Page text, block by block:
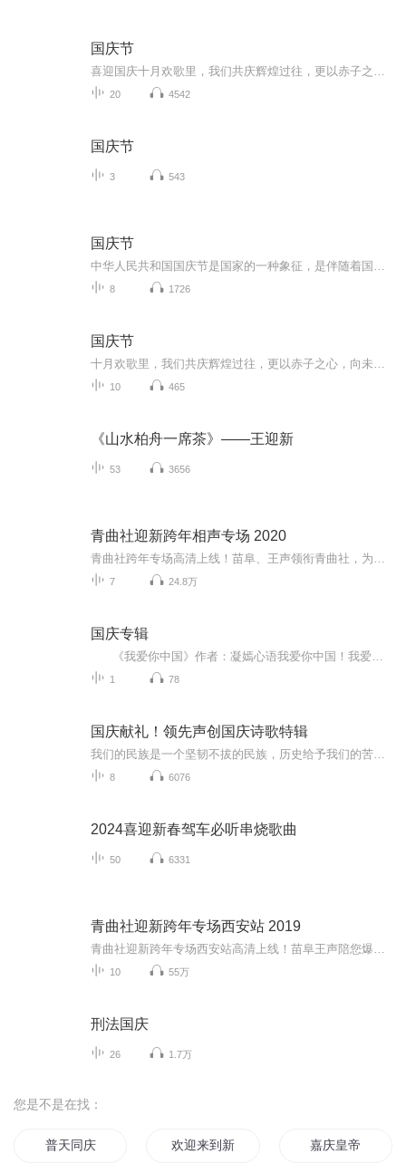
国庆节
20 4542
国庆节
3 543
国庆节
8 1726
国庆节
10 465
《山水柏舟一席茶》——王迎新
53 3656
青曲社迎新跨年相声专场 2020
7 24.8万
国庆专辑
1 78
国庆献礼！领先声创国庆诗歌特辑
8 6076
2024喜迎新春驾车必听串烧歌曲
50 6331
青曲社迎新跨年专场西安站 2019
10 55万
刑法国庆
26 1.7万
您是不是在找：
普天同庆 欢迎来到新世界 嘉庆皇帝